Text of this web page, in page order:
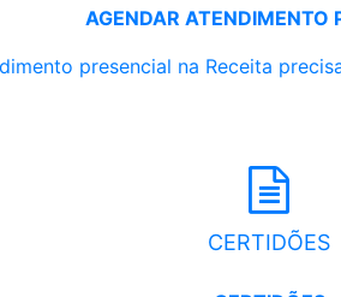
AGENDAR ATENDIMENTO
presencial na Receita
CERTIDÕES